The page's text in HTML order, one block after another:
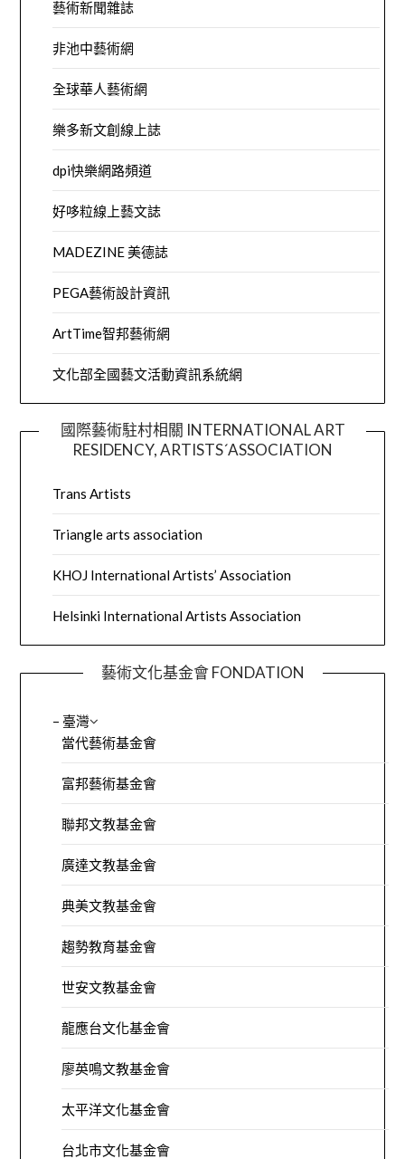
藝術新聞雜誌
非池中藝術網
全球華人藝術網
樂多新文創線上誌
dpi快樂網路頻道
好哆粒線上藝文誌
MADEZINE 美德誌
PEGA藝術設計資訊
ArtTime智邦藝術網
文化部全國藝文活動資訊系統網
國際藝術駐村相關 INTERNATIONAL ART
RESIDENCY, ARTISTS´ASSOCIATION
Trans Artists
Triangle arts association
KHOJ International Artists’ Association
Helsinki International Artists Association
藝術文化基金會 FONDATION
– 臺灣
當代藝術基金會
富邦藝術基金會
聯邦文教基金會
廣達文教基金會
典美文教基金會
趨勢教育基金會
世安文教基金會
龍應台文化基金會
廖英鳴文教基金會
太平洋文化基金會
台北市文化基金會